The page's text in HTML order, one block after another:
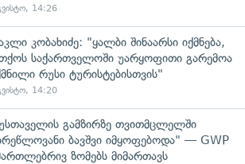
14:26
კობახიძე: "ყალბი შინაარსი იქმნება,
საქართველოში უარყოფითი გარემოა
რუსი ტურისტებისთვის"
14:20
გამზირზე თვითმცლელში
ბავშვი იმყოფებოდა" — GWP
ზომებს მიმართავს